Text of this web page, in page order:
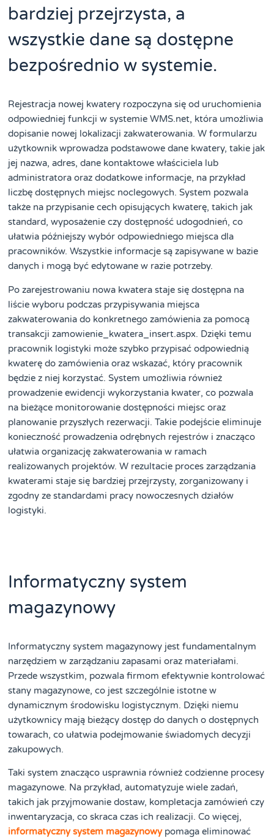
bardziej przejrzysta, a
wszystkie dane są dostępne
bezpośrednio w systemie.
Rejestracja nowej kwatery rozpoczyna się od uruchomienia
odpowiedniej funkcji w systemie WMS.net, która umożliwia
dopisanie nowej lokalizacji zakwaterowania. W formularzu
użytkownik wprowadza podstawowe dane kwatery, takie jak
jej nazwa, adres, dane kontaktowe właściciela lub
administratora oraz dodatkowe informacje, na przykład
liczbę dostępnych miejsc noclegowych. System pozwala
także na przypisanie cech opisujących kwaterę, takich jak
standard, wyposażenie czy dostępność udogodnień, co
ułatwia późniejszy wybór odpowiedniego miejsca dla
pracowników. Wszystkie informacje są zapisywane w bazie
danych i mogą być edytowane w razie potrzeby.
Po zarejestrowaniu nowa kwatera staje się dostępna na
liście wyboru podczas przypisywania miejsca
zakwaterowania do konkretnego zamówienia za pomocą
transakcji zamowienie_kwatera_insert.aspx. Dzięki temu
pracownik logistyki może szybko przypisać odpowiednią
kwaterę do zamówienia oraz wskazać, który pracownik
będzie z niej korzystać. System umożliwia również
prowadzenie ewidencji wykorzystania kwater, co pozwala
na bieżące monitorowanie dostępności miejsc oraz
planowanie przyszłych rezerwacji. Takie podejście eliminuje
konieczność prowadzenia odrębnych rejestrów i znacząco
ułatwia organizację zakwaterowania w ramach
realizowanych projektów. W rezultacie proces zarządzania
kwaterami staje się bardziej przejrzysty, zorganizowany i
zgodny ze standardami pracy nowoczesnych działów
logistyki.
Informatyczny system
magazynowy
Informatyczny system magazynowy jest fundamentalnym
narzędziem w zarządzaniu zapasami oraz materiałami.
Przede wszystkim, pozwala firmom efektywnie kontrolować
stany magazynowe, co jest szczególnie istotne w
dynamicznym środowisku logistycznym. Dzięki niemu
użytkownicy mają bieżący dostęp do danych o dostępnych
towarach, co ułatwia podejmowanie świadomych decyzji
zakupowych.
Taki system znacząco usprawnia również codzienne procesy
magazynowe. Na przykład, automatyzuje wiele zadań,
takich jak przyjmowanie dostaw, kompletacja zamówień czy
inwentaryzacja, co skraca czas ich realizacji. Co więcej,
informatyczny system magazynowypomaga eliminować